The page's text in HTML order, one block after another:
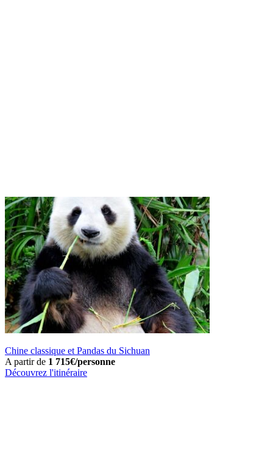
Chine classique et Pandas du Sichuan
A partir de 1 715€/personne
Découvrez l'itinéraire